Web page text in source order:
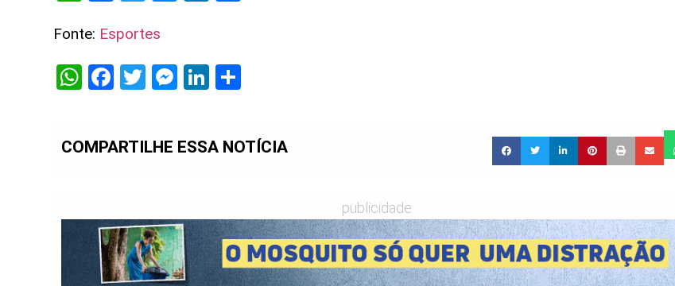
Fonte: Esportes
WhatsApp
Facebook
Twitter
Messenger
LinkedIn
COMPARTILHE ESSA NOTÍCIA
publicidade